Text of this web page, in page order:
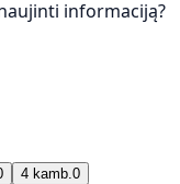
informaciją?
4 kamb. 0